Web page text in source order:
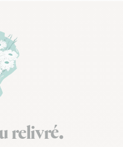
relivré.